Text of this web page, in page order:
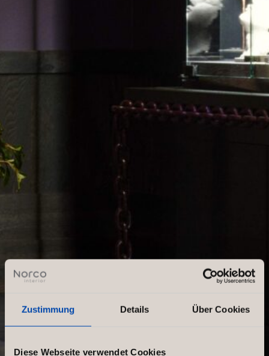
Zustimmung Details Über Cookies
Diese Webseite verwendet Cookies